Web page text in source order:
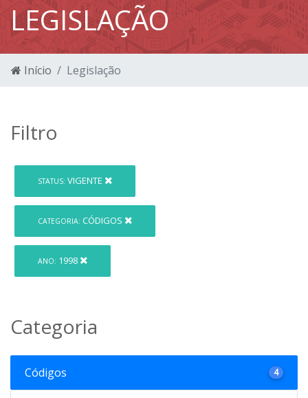
LEGISLAÇÃO
Início Legislação
Filtro
STATUS: VIGENTE
CATEGORIA: CÓDIGOS
ANO: 1998
Categoria
Códigos 4